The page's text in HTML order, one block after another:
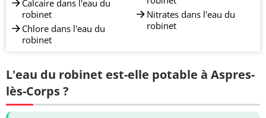
Calcaire dans l'eau du
robinet
Chlore dans l'eau du
robinet
Nitrates dans l'eau du
robinet
L'eau du robinet est-elle potable à Aspres-
lès-Corps ?